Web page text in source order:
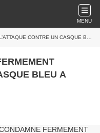
MENU
CONTRE UN CASQUE BLEU A BANGUI
BLEU A